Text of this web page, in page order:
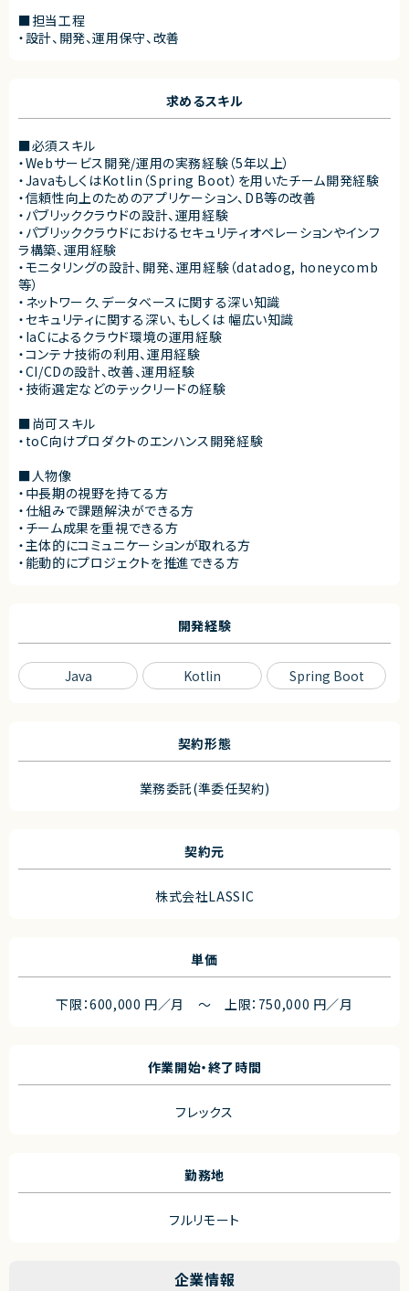
■担当工程
・設計、開発、運用保守、改善
求めるスキル
■必須スキル
・Webサービス開発/運用の実務経験（5年以上）
・JavaもしくはKotlin（Spring Boot）を用いたチーム開発経験
・信頼性向上のためのアプリケーション、DB等の改善
・パブリッククラウドの設計、運用経験
・パブリッククラウドにおけるセキュリティオペレーションやインフ
ラ構築、運用経験
・モニタリングの設計、開発、運用経験（datadog, honeycomb
等）
・ネットワーク、データベースに関する深い知識
・セキュリティに関する深い、もしくは 幅広い知識
・IaCによるクラウド環境の運用経験
・コンテナ技術の利用、運用経験
・CI/CDの設計、改善、運用経験
・技術選定などのテックリードの経験
■尚可スキル
・toC向けプロダクトのエンハンス開発経験
■人物像
・中長期の視野を持てる方
・仕組みで課題解決ができる方
・チーム成果を重視できる方
・主体的にコミュニケーションが取れる方
・能動的にプロジェクトを推進できる方
開発経験
Java Kotlin Spring Boot
契約形態
業務委託(準委任契約)
契約元
株式会社LASSIC
単価
下限：600,000 円／月 ～ 上限：750,000 円／月
作業開始・終了時間
フレックス
勤務地
フルリモート
企業情報